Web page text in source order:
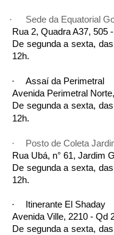
·
Sede da Equatorial
Rua 2, Quadra A37, 505
De segunda a sexta,
12h.
·
Assaí da Perimetral
Avenida Perimetral
De segunda a sexta,
12h.
·
Posto de Coleta
Rua Ubá, n° 61, Jardim
De segunda a sexta,
12h.
·
Itinerante El Shaday
Avenida Ville, 2210 - Qd
De segunda a sexta,